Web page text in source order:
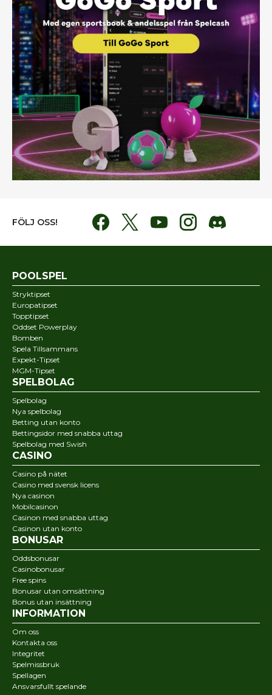
FÖLJ OSS!
POOLSPEL
Stryktipset
Europatipset
Topptipset
Oddset Powerplay
Bomben
Spela Tillsammans
Expekt-Tipset
MGM-Tipset
SPELBOLAG
Spelbolag
Nya spelbolag
Betting utan konto
Bettingsidor med snabba uttag
Spelbolag med Swish
CASINO
Casino på nätet
Casino med svensk licens
Nya casinon
Mobilcasinon
Casinon med snabba uttag
Casinon utan konto
BONUSAR
Oddsbonusar
Casinobonusar
Free spins
Bonusar utan omsättning
Bonus utan insättning
INFORMATION
Om oss
Kontakta oss
Integritet
Spelmissbruk
Spellagen
Ansvarsfullt spelande